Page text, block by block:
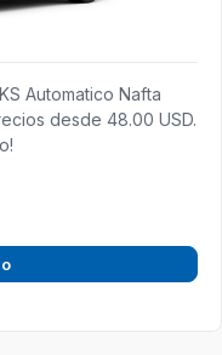
Automatico Nafta
desde 48.00 USD.